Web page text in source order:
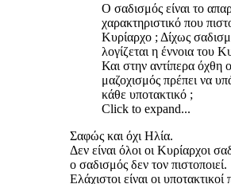
Ο σαδισμός είναι το
χαρακτηριστικό που
Κυρίαρχο ; Δίχως
λογίζεται η έννοια του
Και στην αντίπερα όχθη ο
μαζοχισμός πρέπει να
κάθε υποτακτικό ;
Click to expand...
Σαφώς και όχι Ηλία.
Δεν είναι όλοι οι Κυρίαρχοι
ο σαδισμός δεν τον πιστοποιεί.
Ελάχιστοι είναι οι υποτακτικοί